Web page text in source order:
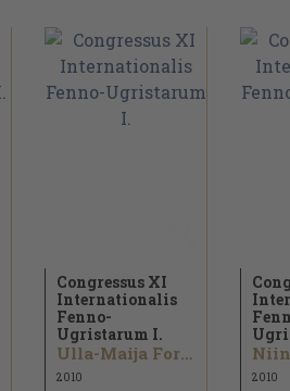
Congressus XI
Internationalis
Fenno-
Ugristarum I.
Ulla-Maija Forsberg...
2010 2010